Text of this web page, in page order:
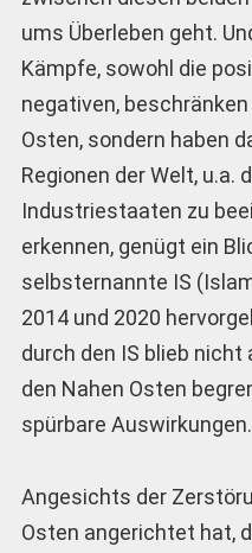
ums Überleben geht.
Kämpfe, sowohl die
negativen,
Osten, sondern haben
Regionen der Welt, u.a.
Industriestaaten zu
erkennen, genügt ein
selbsternannte IS
2014 und 2020
durch den IS blieb nicht
den Nahen Osten
spürbare Auswirkungen.
Angesichts der
Osten angerichtet hat,